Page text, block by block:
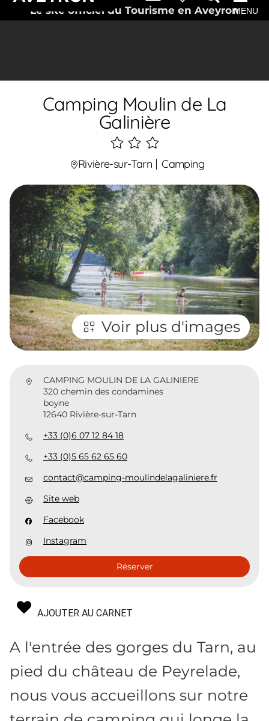
Le site officiel du Tourisme en AveyronMENU
Camping Moulin de La
Galinière
3
étoiles
Rivière-sur-Tarn Camping
Voir plus d'images
CAMPING MOULIN DE LA GALINIERE
320 chemin des condamines
boyne
12640 Rivière-sur-Tarn
+33 (0)6 07 12 84 18
+33 (0)5 65 62 65 60
contact@camping-moulindelagaliniere.fr
Site web
Facebook
Instagram
Réserver
AJOUTER AU CARNET
A l'entrée des gorges du Tarn, au
pied du château de Peyrelade,
nous vous accueillons sur notre